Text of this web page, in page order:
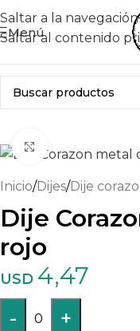
Saltar a la navegación
Saltar al contenido
Menú
Haga clic para
Inicio/Dijes/Dije
Dije
rojo
USD 4,47
- 0 +